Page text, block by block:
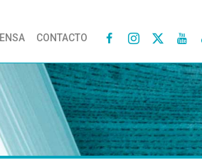
CONTACTO  